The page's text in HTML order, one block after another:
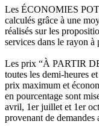
Les ÉCONOMIES
calculés grâce à une
réalisés sur les
services dans le rayon
Les prix “À PARTIR
toutes les demi-heures
prix maximum et
en pourcentage sont
avril, 1er juillet et 1er
provenant de demandes